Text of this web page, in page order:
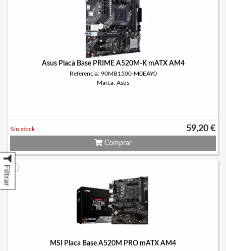
Filtrar
Asus Placa Base PRIME A520M-K mATX AM4
Referencia: 90MB1500-M0EAY0
Marca: Asus
59,20 €
Sin stock
Comprar
MSI Placa Base A520M PRO mATX AM4